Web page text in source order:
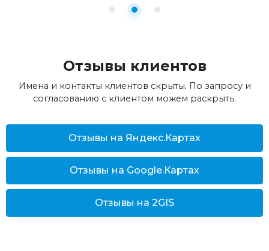
Отзывы клиентов
Имена и контакты клиентов скрыты. По запросу и
согласованию с клиентом можем раскрыть.
Отзывы на Яндекс.Картах
Отзывы на Google.Картах
Отзывы на 2GIS